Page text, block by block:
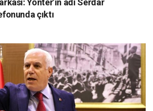
Yönter’in adı Serdar
çıktı